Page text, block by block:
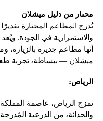
مختار من دليل ميشلان
تُدرج المطاعم المختارة
والاستمرارية في الجودة.
أنها مطاعم جديرة بالزيارة،
ميشلان — ببساطة، تجربة
الرياض:
تمزج الرياض، عاصمة المملكة
والحداثة، من الدرعية